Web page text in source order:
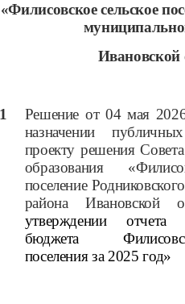
«Филисовскоесельское
Ивановской
1
Решение от 04 мая
назначении
проекту решения
образования
поселение
района Ивановской
утверждении
бюджета
поселения за 2025 год»